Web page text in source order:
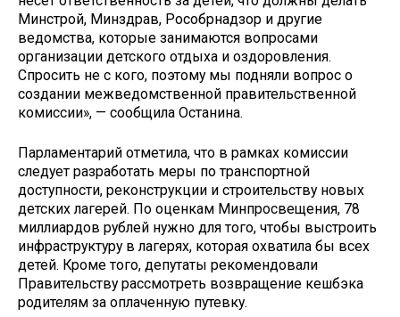
Минстрой, Минздрав, Рособрнадзор и другие
ведомства, которые занимаются вопросами
организации детского отдыха и оздоровления.
Спросить не с кого, поэтому мы подняли вопрос о
создании межведомственной правительственной
комиссии», — сообщила Останина.
Парламентарий отметила, что в рамках комиссии
следует разработать меры по транспортной
доступности, реконструкции и строительству новых
детских лагерей. По оценкам Минпросвещения, 78
миллиардов рублей нужно для того, чтобы выстроить
инфраструктуру в лагерях, которая охватила бы всех
детей. Кроме того, депутаты рекомендовали
Правительству рассмотреть возвращение кешбэка
родителям за оплаченную путевку.